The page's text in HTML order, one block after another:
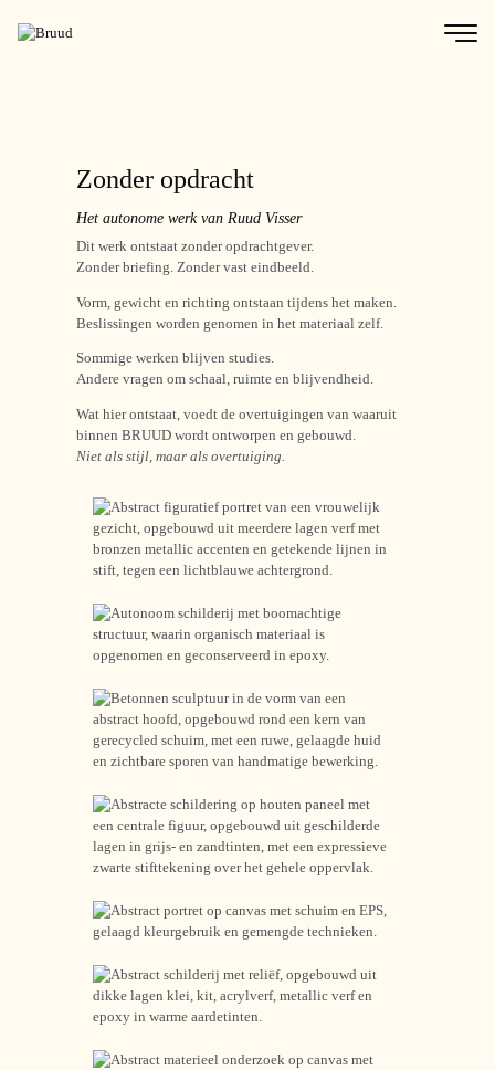
Zonder opdracht
Het autonome werk van Ruud Visser
Dit werk ontstaat zonder opdrachtgever.
Zonder briefing. Zonder vast eindbeeld.
Vorm, gewicht en richting ontstaan tijdens het maken.
Beslissingen worden genomen in het materiaal zelf.
Sommige werken blijven studies.
Andere vragen om schaal, ruimte en blijvendheid.
Wat hier ontstaat, voedt de overtuigingen van waaruit
binnen BRUUD wordt ontworpen en gebouwd.
Niet als stijl, maar als overtuiging.